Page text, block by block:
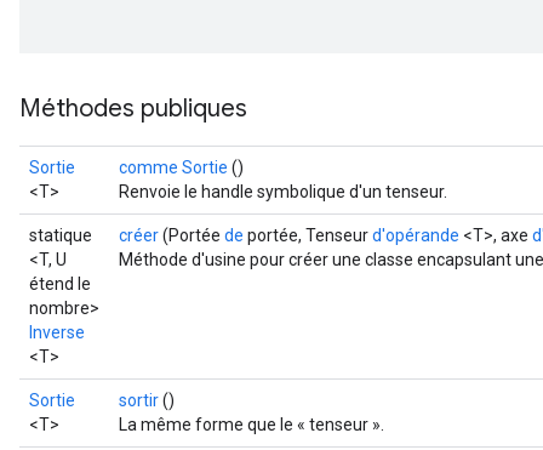
Méthodes publiques
Sortie
<T>
comme Sortie ()
Renvoie le handle symbolique d'un tenseur.
statique
<T, U
étend le
nombre>
Inverse
<T>
créer(Portée de portée, Tenseurd'opérande <T>, axe
Méthode d'usine pour créer une classe encapsulant
Sortie
<T>
sortir()
La même forme que le « tenseur ».